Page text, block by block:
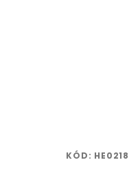
KÓD: HE0218